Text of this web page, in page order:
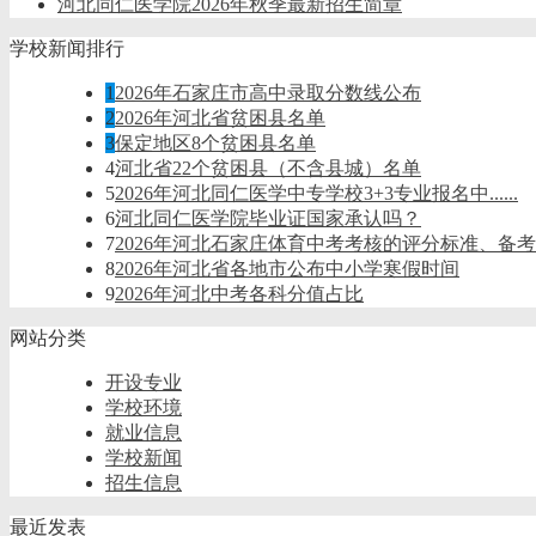
学校新闻排行
1 2026年石家庄市高中录取分数线公布
22026年河北省贫困县名单
3保定地区8个贫困县名单
4河北省22个贫困县（不含县城）名单
52026年河北同仁医学中专学校3+3专业报名中......
6河北同仁医学院毕业证国家承认吗？
72026年河北石家庄体育中考考核的评分标准、备
82026年河北省各地市公布中小学寒假时间
92026年河北中考各科分值占比
网站分类
开设专业
学校环境
就业信息
学校新闻
招生信息
最近发表